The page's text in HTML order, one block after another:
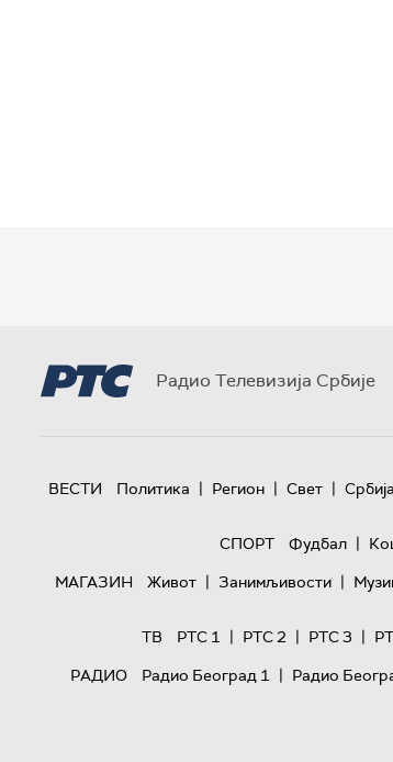
Радио Телевизија Србије
ВЕСТИ Политика | Регион | Свет |
СПОРТ
Фудбал |
МАГАЗИН
Живот | Занимљивости |
ТВ
РТС 1 | РТС 2 | РТС 3 |
РАДИО
Радио Београд 1 | Радио